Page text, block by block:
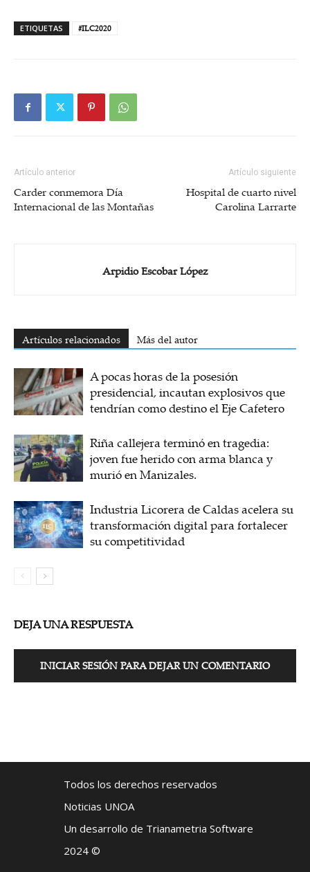
ETIQUETAS #ILC2020
Artículo anterior
Carder conmemora Día
Internacional de las Montañas
Artículo siguiente
Hospital de cuarto nivel
Carolina Larrarte
Arpidio Escobar López
Artículos relacionados Más del autor
A pocas horas de la posesión
presidencial, incautan explosivos que
tendrían como destino el Eje Cafetero
Riña callejera terminó en tragedia:
joven fue herido con arma blanca y
murió en Manizales.
Industria Licorera de Caldas acelera su
transformación digital para fortalecer
su competitividad
DEJA UNA RESPUESTA
INICIAR SESIÓN PARA DEJAR UN COMENTARIO
Todos los derechos reservados
Noticias UNOA
Un desarrollo de Trianametria Software
2024 ©